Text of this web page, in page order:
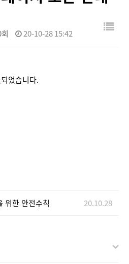
20-10-28 15:42
었습니다.
위한 안전수칙 20.10.28